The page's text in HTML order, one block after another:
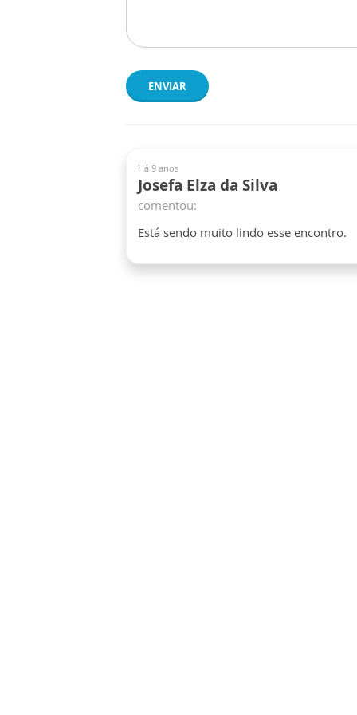
ENVIAR
Há 9 anos
Josefa Elza da Silva
comentou:
Está sendo muito lindo esse encontro.